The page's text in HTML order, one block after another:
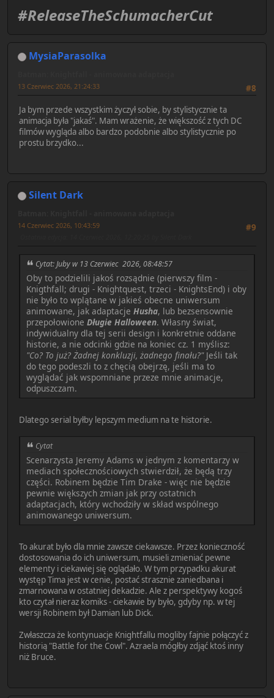
#ReleaseTheSchumacherCut
MysiaParasolka
#8
13 Czerwiec 2026, 21:24:33
Ja bym przede wszystkim życzył sobie, by stylistycznie ta
animacja była "jakaś". Mam wrażenie, że większość z tych DC
filmów wygląda albo bardzo podobnie albo stylistycznie po
prostu brzydko...
Silent Dark
#9
14 Czerwiec 2026, 10:43:59
Cytat: Juby w 13 Czerwiec 2026, 08:48:57
Oby to podzielili jakoś rozsądnie (pierwszy film -
Knigthfall; drugi - Knightquest, trzeci - KnightsEnd) i oby
nie było to wplątane w jakieś obecne uniwersum
animowane, jak adaptacje Husha, lub bezsensownie
przepołowione Długie Halloween. Własny świat,
indywidualny dla tej serii design i konkretnie oddane
historie, a nie odcinki gdzie na koniec cz. 1 myślisz:
"Co? To już? Żadnej konkluzji, żadnego finału?"Jeśli tak
do tego podeszli to z chęcią obejrzę, jeśli ma to
wyglądać jak wspomniane przeze mnie animacje,
odpuszczam.
Dlatego serial byłby lepszym medium na te historie.
Cytat
Scenarzysta Jeremy Adams w jednym z komentarzy w
mediach społecznościowych stwierdził, że będą trzy
części. Robinem będzie Tim Drake - więc nie będzie
pewnie większych zmian jak przy ostatnich
adaptacjach, który wchodziły w skład wspólnego
animowanego uniwersum.
To akurat było dla mnie zawsze ciekawsze. Przez konieczność
dostosowania do ich uniwersum, musieli zmieniać pewne
elementy i ciekawiej się oglądało. W tym przypadku akurat
występ Tima jest w cenie, postać strasznie zaniedbana i
zmarnowana w ostatniej dekadzie. Ale z perspektywy kogoś
kto czytał nieraz komiks - ciekawie by było, gdyby np. w tej
wersji Robinem był Damian lub Dick.
Zwłaszcza że kontynuacje Knightfallu mogliby fajnie połączyć z
historią "Battle for the Cowl". Azraela mógłby zdjąć ktoś inny
niż Bruce.